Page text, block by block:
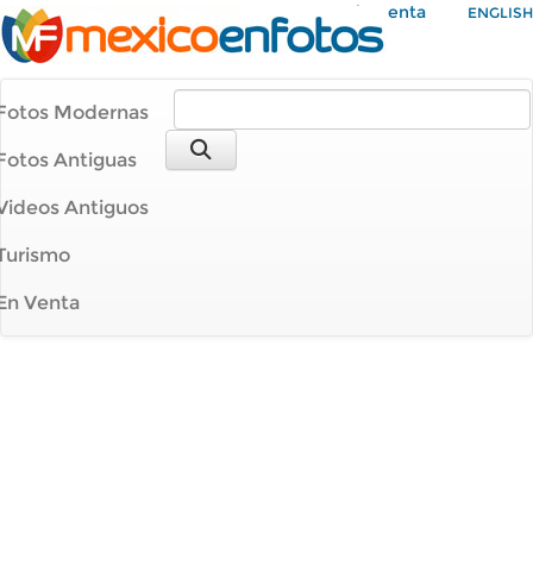
Mi Cuenta ENGLISH
Modernas
Antiguas
Antiguos
Venta